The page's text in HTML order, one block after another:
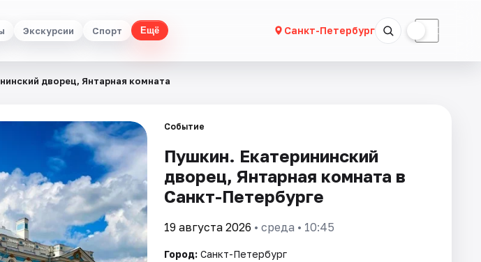
Экскурсии Спорт Ещё Санкт-Петербург ☾
дворец, Янтарная комната
Событие
Пушкин. Екатерининский
дворец, Янтарная комната в
Санкт-Петербурге
19 августа 2026 • среда • 10:45
Город: Санкт-Петербург